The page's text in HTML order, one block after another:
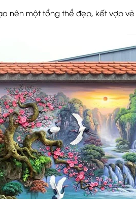
nên một tổng thể đẹp, kết vợp